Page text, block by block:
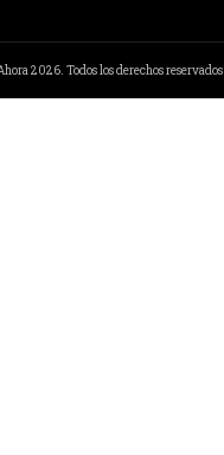
2026. Todos los derechos reservados